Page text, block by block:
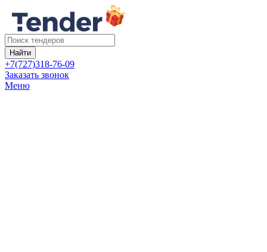
Найти
+7(727)318-76-09
Заказать звонок
Меню